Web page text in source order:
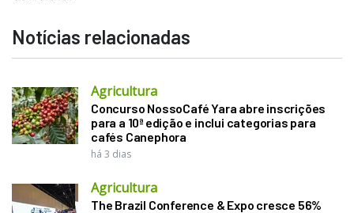
Notícias relacionadas
Agricultura
Concurso NossoCafé Yara abre inscrições
para a 10ª edição e inclui categorias para
cafés Canephora
há 3 dias
Agricultura
The Brazil Conference & Expo cresce 56%